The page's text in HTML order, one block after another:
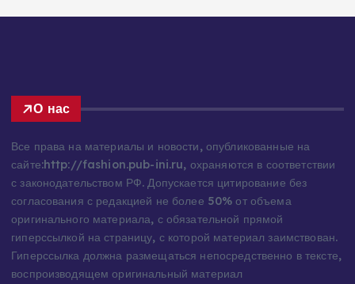
О нас
Все права на материалы и новости, опубликованные на
сайте:http://fashion.pub-ini.ru, охраняются в соответствии
с законодательством РФ. Допускается цитирование без
согласования с редакцией не более 50% от объема
оригинального материала, с обязательной прямой
гиперссылкой на страницу, с которой материал заимствован.
Гиперссылка должна размещаться непосредственно в тексте,
воспроизводящем оригинальный материал